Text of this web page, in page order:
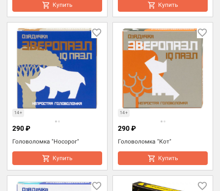
Купить Купить
14+
Головоломка "Носорог"
290 ₽
Купить
14+
Головоломка "Кот"
290 ₽
Купить